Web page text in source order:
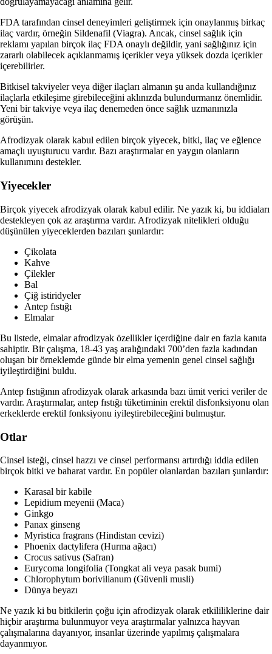
FDA tarafından cinsel deneyimleri geliştirmek için onaylanmış birkaç
ilaç vardır, örneğin Sildenafil (Viagra). Ancak, cinsel sağlık için
reklamı yapılan birçok ilaç FDA onaylı değildir, yani sağlığınız için
zararlı olabilecek açıklanmamış içerikler veya yüksek dozda içerikler
içerebilirler.
Bitkisel takviyeler veya diğer ilaçları almanın şu anda kullandığınız
ilaçlarla etkileşime girebileceğini aklınızda bulundurmanız önemlidir.
Yeni bir takviye veya ilaç denemeden önce sağlık uzmanınızla
görüşün.
Afrodizyak olarak kabul edilen birçok yiyecek, bitki, ilaç ve eğlence
amaçlı uyuşturucu vardır. Bazı araştırmalar en yaygın olanların
kullanımını destekler.
Yiyecekler
Birçok yiyecek afrodizyak olarak kabul edilir. Ne yazık ki, bu iddiaları
destekleyen çok az araştırma vardır. Afrodizyak nitelikleri olduğu
düşünülen yiyeceklerden bazıları şunlardır:
Çikolata
Kahve
Çilekler
Bal
Çiğ istiridyeler
Antep fıstığı
Elmalar
Bu listede, elmalar afrodizyak özellikler içerdiğine dair en fazla kanıta
sahiptir. Bir çalışma, 18-43 yaş aralığındaki 700’den fazla kadından
oluşan bir örneklemde günde bir elma yemenin genel cinsel sağlığı
iyileştirdiğini buldu.
Antep fıstığının afrodizyak olarak arkasında bazı ümit verici veriler de
vardır. Araştırmalar, antep fıstığı tüketiminin erektil disfonksiyonu olan
erkeklerde erektil fonksiyonu iyileştirebileceğini bulmuştur.
Otlar
Cinsel isteği, cinsel hazzı ve cinsel performansı artırdığı iddia edilen
birçok bitki ve baharat vardır. En popüler olanlardan bazıları şunlardır:
Karasal bir kabile
Lepidium meyenii (Maca)
Ginkgo
Panax ginseng
Myristica fragrans (Hindistan cevizi)
Phoenix dactylifera (Hurma ağacı)
Crocus sativus (Safran)
Eurycoma longifolia (Tongkat ali veya pasak bumi)
Chlorophytum borivilianum (Güvenli musli)
Dünya beyazı
Ne yazık ki bu bitkilerin çoğu için afrodizyak olarak etkililiklerine dair
hiçbir araştırma bulunmuyor veya araştırmalar yalnızca hayvan
çalışmalarına dayanıyor, insanlar üzerinde yapılmış çalışmalara
dayanmıyor.